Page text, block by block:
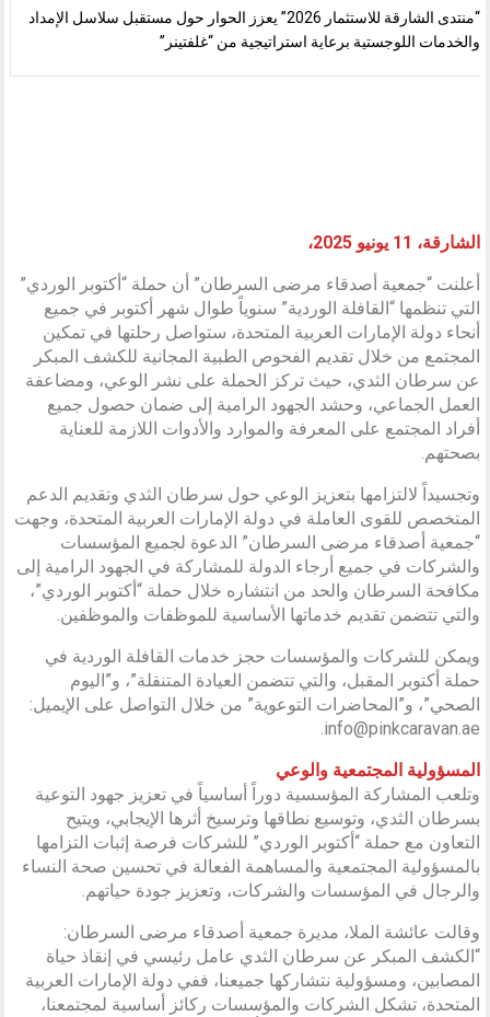
“منتدى الشارقة للاستثمار 2026” يعزز الحوار حول مستقبل سلاسل الإمداد
والخدمات اللوجستية برعاية استراتيجية من “غلفتينر”
الشارقة، 11 يونيو 2025،
أعلنت “جمعية أصدقاء مرضى السرطان” أن حملة “أكتوبر الوردي”
التي تنظمها “القافلة الوردية” سنوياً طوال شهر أكتوبر في جميع
أنحاء دولة الإمارات العربية المتحدة، ستواصل رحلتها في تمكين
المجتمع من خلال تقديم الفحوص الطبية المجانية للكشف المبكر
عن سرطان الثدي، حيث تركز الحملة على نشر الوعي، ومضاعفة
العمل الجماعي، وحشد الجهود الرامية إلى ضمان حصول جميع
أفراد المجتمع على المعرفة والموارد والأدوات اللازمة للعناية
بصحتهم.
وتجسيداً لالتزامها بتعزيز الوعي حول سرطان الثدي وتقديم الدعم
المتخصص للقوى العاملة في دولة الإمارات العربية المتحدة، وجهت
“جمعية أصدقاء مرضى السرطان” الدعوة لجميع المؤسسات
والشركات في جميع أرجاء الدولة للمشاركة في الجهود الرامية إلى
مكافحة السرطان والحد من انتشاره خلال حملة “أكتوبر الوردي”،
والتي تتضمن تقديم خدماتها الأساسية للموظفات والموظفين.
ويمكن للشركات والمؤسسات حجز خدمات القافلة الوردية في
حملة أكتوبر المقبل، والتي تتضمن العيادة المتنقلة”، و”اليوم
الصحي”، و”المحاضرات التوعوية” من خلال التواصل على الإيميل:
info@pinkcaravan.ae.
المسؤولية المجتمعية والوعي
وتلعب المشاركة المؤسسية دوراً أساسياً في تعزيز جهود التوعية
بسرطان الثدي، وتوسيع نطاقها وترسيخ أثرها الإيجابي، ويتيح
التعاون مع حملة “أكتوبر الوردي” للشركات فرصة إثبات التزامها
بالمسؤولية المجتمعية والمساهمة الفعالة في تحسين صحة النساء
والرجال في المؤسسات والشركات، وتعزيز جودة حياتهم.
وقالت عائشة الملا، مديرة جمعية أصدقاء مرضى السرطان:
“الكشف المبكر عن سرطان الثدي عامل رئيسي في إنقاذ حياة
المصابين، ومسؤولية نتشاركها جميعنا، ففي دولة الإمارات العربية
المتحدة، تشكل الشركات والمؤسسات ركائز أساسية لمجتمعنا،